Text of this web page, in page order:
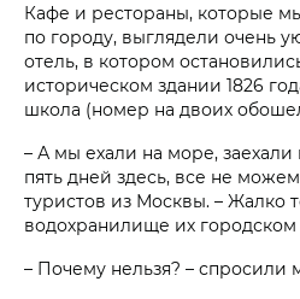
Кафе и рестораны, которые
по городу, выглядели очень
отель, в котором
историческом здании 1826
школа (номер на двоих
– А мы ехали на море,
пять дней здесь, все не
туристов из Москвы. – Жалко
водохранилище их городском
– Почему нельзя? –